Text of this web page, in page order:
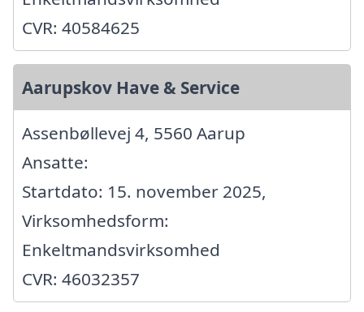
CVR: 40584625
Aarupskov Have & Service
Assenbøllevej 4, 5560 Aarup
Ansatte:
Startdato: 15. november 2025,
Virksomhedsform:
Enkeltmandsvirksomhed
CVR: 46032357